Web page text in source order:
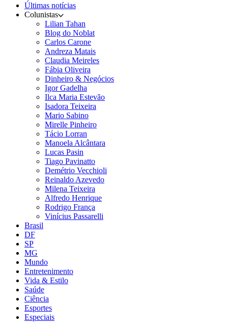
Últimas notícias
Colunistas
Lilian Tahan
Blog do Noblat
Carlos Carone
Andreza Matais
Claudia Meireles
Fábia Oliveira
Dinheiro & Negócios
Igor Gadelha
Ilca Maria Estevão
Isadora Teixeira
Mario Sabino
Mirelle Pinheiro
Tácio Lorran
Manoela Alcântara
Lucas Pasin
Tiago Pavinatto
Demétrio Vecchioli
Reinaldo Azevedo
Milena Teixeira
Alfredo Henrique
Rodrigo França
Vinícius Passarelli
Brasil
DF
SP
MG
Mundo
Entretenimento
Vida & Estilo
Saúde
Ciência
Esportes
Especiais